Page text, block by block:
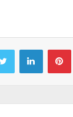
Twitter Linkedin Pinterest